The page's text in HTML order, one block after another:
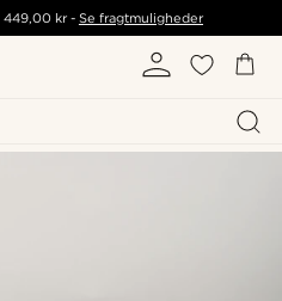
449,00 kr- Se fragtmuligheder